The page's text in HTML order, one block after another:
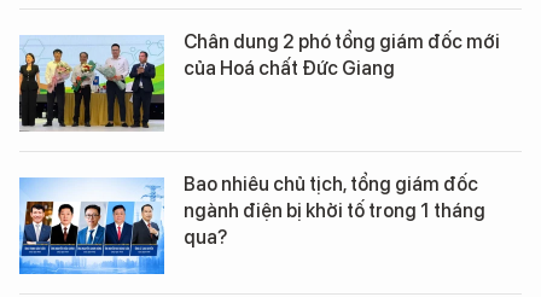
Chân dung 2 phó tổng giám đốc mới
của Hoá chất Đức Giang
Bao nhiêu chủ tịch, tổng giám đốc
ngành điện bị khởi tố trong 1 tháng
qua?